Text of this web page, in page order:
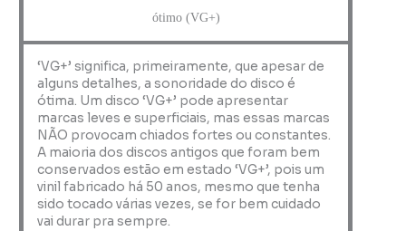
ótimo (VG+)
‘VG+’ significa, primeiramente, que apesar de
alguns detalhes, a sonoridade do disco é
ótima. Um disco ‘VG+’ pode apresentar
marcas leves e superficiais, mas essas marcas
NÃO provocam chiados fortes ou constantes.
A maioria dos discos antigos que foram bem
conservados estão em estado ‘VG+’, pois um
vinil fabricado há 50 anos, mesmo que tenha
sido tocado várias vezes, se for bem cuidado
vai durar pra sempre.